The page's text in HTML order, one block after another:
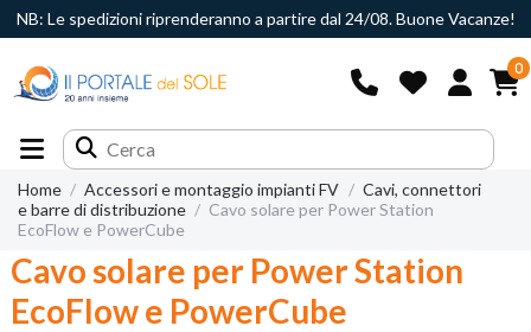
NB: Le spedizioni riprenderanno a partire dal 24/08. Buone Vacanze!
0
Home Accessori e montaggio impianti FV
Cavi, connettori
e barre di distribuzione
Cavo solare per Power Station
EcoFlow e PowerCube
Cavo solare per Power Station
EcoFlow e PowerCube